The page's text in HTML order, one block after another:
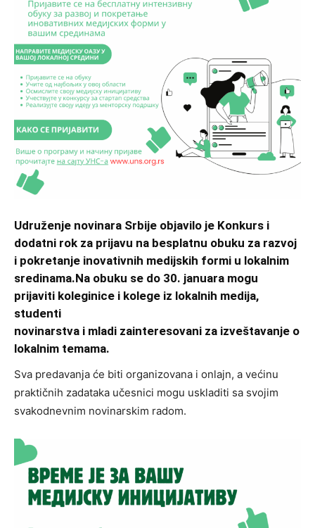
Udruženje novinara Srbije objavilo je Konkurs i
dodatni rok za prijavu na besplatnu obuku za razvoj
i pokretanje inovativnih medijskih formi u lokalnim
sredinama.Na obuku se do 30. januara mogu
prijaviti koleginice i kolege iz lokalnih medija,
studenti
novinarstva i mladi zainteresovani za izveštavanje o
lokalnim temama.
Sva predavanja će biti organizovana i onlajn, a većinu
praktičnih zadataka učesnici mogu uskladiti sa svojim
svakodnevnim novinarskim radom.